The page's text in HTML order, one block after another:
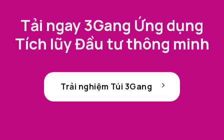
Tải ngay 3Gang Ứng dụng
Tích lũy Đầu tư thông minh
Trải nghiệm Túi 3Gang